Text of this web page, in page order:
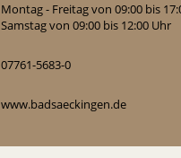
Montag - Freitag von 09:00 bis
Samstag von 09:00 bis 12:00 Uhr
07761-5683-0
www.badsaeckingen.de